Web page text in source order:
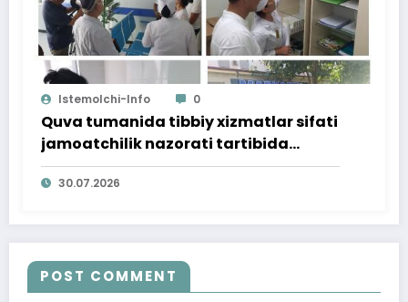
Istemolchi-Info 0
Quva tumanida tibbiy xizmatlar sifati
jamoatchilik nazorati tartibida
o‘rganildi
30.07.2026
POST COMMENT